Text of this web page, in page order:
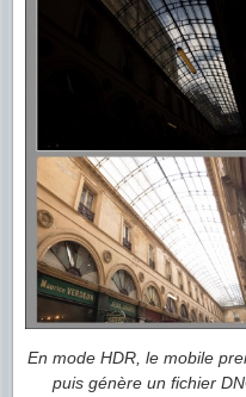
En mode HDR, le mobile
puis génère un fichier